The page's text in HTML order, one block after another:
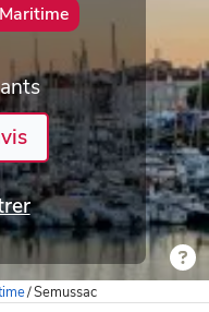
/Semussac